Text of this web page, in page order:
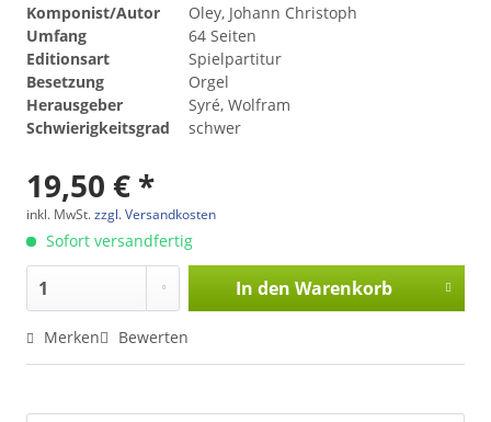
Komponist/Autor
Oley, Johann Christoph
Umfang
64 Seiten
Editionsart
Spielpartitur
Besetzung
Orgel
Herausgeber
Syré, Wolfram
Schwierigkeitsgrad
schwer
19,50 € *
inkl. MwSt.zzgl. Versandkosten
Sofort versandfertig
In den Warenkorb
Merken Bewerten